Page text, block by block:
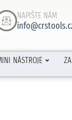
NAPIŠTE NÁM
NÁSTROJE